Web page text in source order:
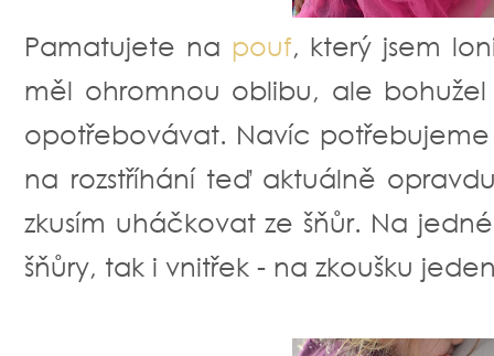
Pamatujete na pouf, který jsem
měl ohromnou oblibu, ale
opotřebovávat. Navíc
na rozstříhání teď aktuálně
zkusím uháčkovat ze šňůr. Na
šňůry, tak i vnitřek - na zkoušku